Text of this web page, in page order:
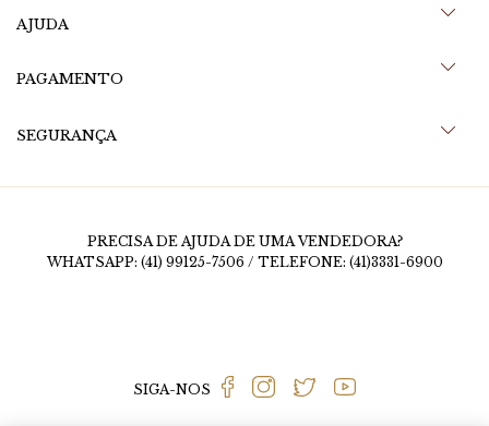
AJUDA
PAGAMENTO
SEGURANÇA
PRECISA DE AJUDA DE UMA VENDEDORA?
WHATSAPP: (41) 99125-7506 / TELEFONE: (41)3331-6900
SIGA-NOS